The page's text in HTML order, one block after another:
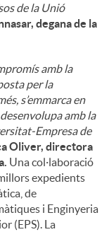
de la Unió
degana de la
amb la
per la
s’emmarca en
amb la
Empresa de
Oliver, directora
Una col·laboració
expedients
de
i Enginyeria
(EPS). La